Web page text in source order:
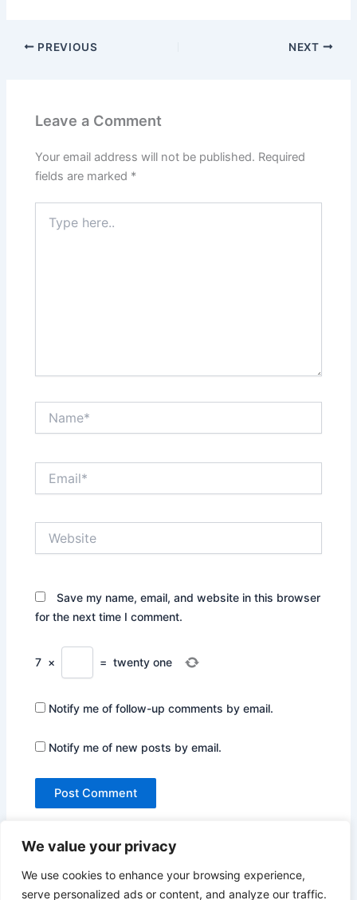
We value your privacy
We use cookies to enhance your browsing experience,
serve personalized ads or content, and analyze our traffic.
PREVIOUS NEXT
Leave a Comment
Your email address will not be published. Required
fields are marked *
here..
Save my name, email, and website in this browser
for the next time I comment.
7 × = twenty one
Notify me of follow-up comments by email.
Notify me of new posts by email.